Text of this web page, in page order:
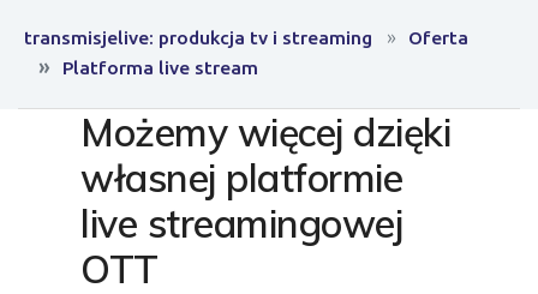
transmisjelive: produkcja tv i streaming
Oferta
Platforma live stream
Możemy więcej dzięki
własnej platformie
live streamingowej
OTT